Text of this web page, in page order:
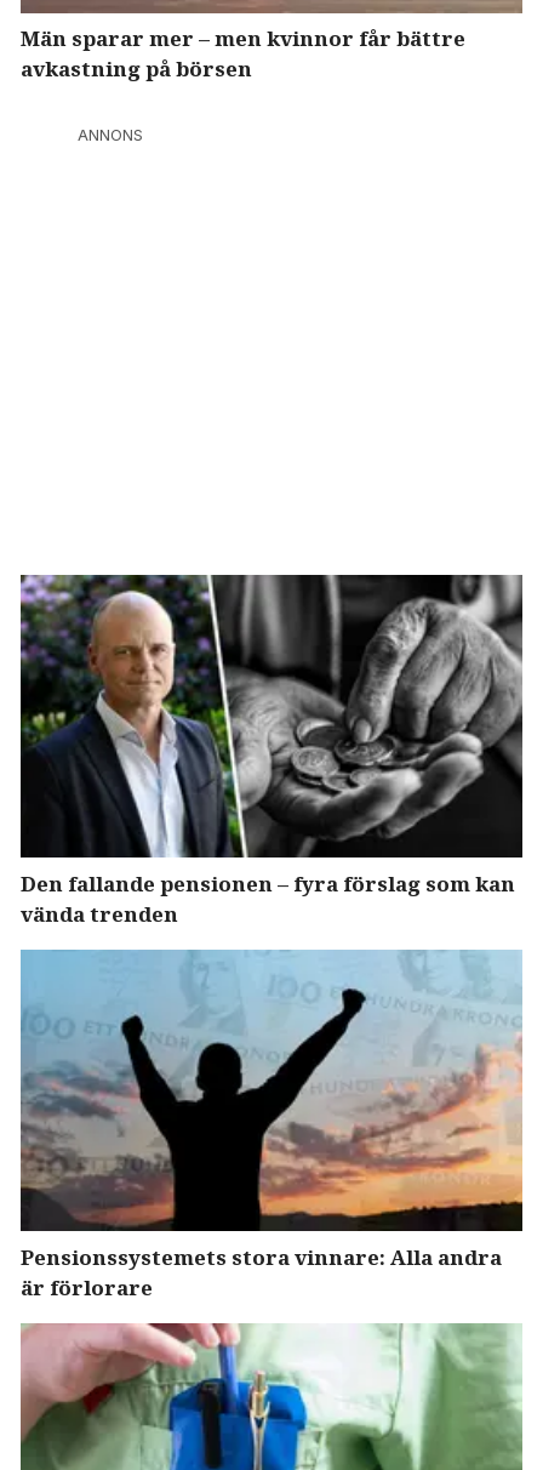
Män sparar mer – men kvinnor får bättre
avkastning på börsen
ANNONS
Den fallande pensionen – fyra förslag som kan
vända trenden
Pensionssystemets stora vinnare: Alla andra
är förlorare